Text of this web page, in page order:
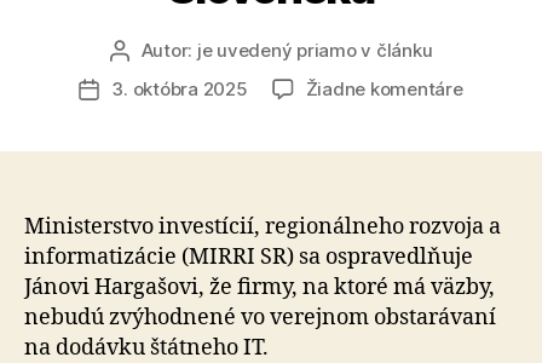
Autor
článku
Autor: je uvedený priamo v článku
Dátum
3. októbra 2025 Žiadne komentárena
Ministerstvo investícií, regionálneho rozvoja a
in­for­ma­ti­zá­cie (MIRRI SR) sa ospravedlňuje
Jánovi Hargašovi, že firmy, na ktoré má väzby,
nebudú zvýhodnené vo ve­rej­nom obstarávaní
na dodávku štátneho IT.